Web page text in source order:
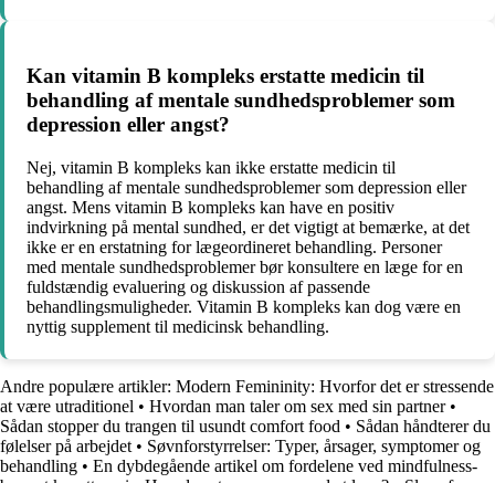
Kan vitamin B kompleks erstatte medicin til
behandling af mentale sundhedsproblemer som
depression eller angst?
Nej, vitamin B kompleks kan ikke erstatte medicin til
behandling af mentale sundhedsproblemer som depression eller
angst. Mens vitamin B kompleks kan have en positiv
indvirkning på mental sundhed, er det vigtigt at bemærke, at det
ikke er en erstatning for lægeordineret behandling. Personer
med mentale sundhedsproblemer bør konsultere en læge for en
fuldstændig evaluering og diskussion af passende
behandlingsmuligheder. Vitamin B kompleks kan dog være en
nyttig supplement til medicinsk behandling.
Andre populære artikler: Modern Femininity: Hvorfor det er stressende
at være utraditionel • Hvordan man taler om sex med sin partner•
Sådan stopper du trangen til usundt comfort food • Sådan håndterer du
følelser på arbejdet • Søvnforstyrrelser: Typer, årsager, symptomer og
behandling • En dybdegående artikel om fordelene ved mindfulness-